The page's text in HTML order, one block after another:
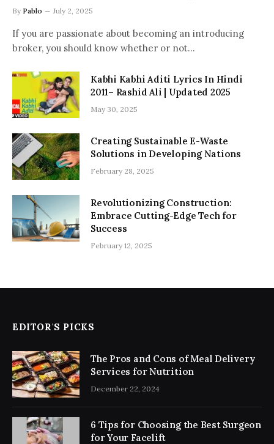
By Pablo July 2, 2025
If you are passionate about becoming an introducing
broker, you should know whether or not…
Kabhi Kabhi Aditi Lyrics In Hindi
2011– Rashid Ali | Updated 2025
May 30, 2025
Creating Sustainable E-Waste
Solutions in Developing Nations
February 28, 2025
Revolutionizing Construction:
Embrace Cutting-Edge Tech for
Success
February 12, 2025
EDITOR'S PICKS
The Pros and Cons of Meal Delivery
Services for Nutrition
December 22, 2024
6 Tips for Choosing the Best Surgeon
for Your Facelift